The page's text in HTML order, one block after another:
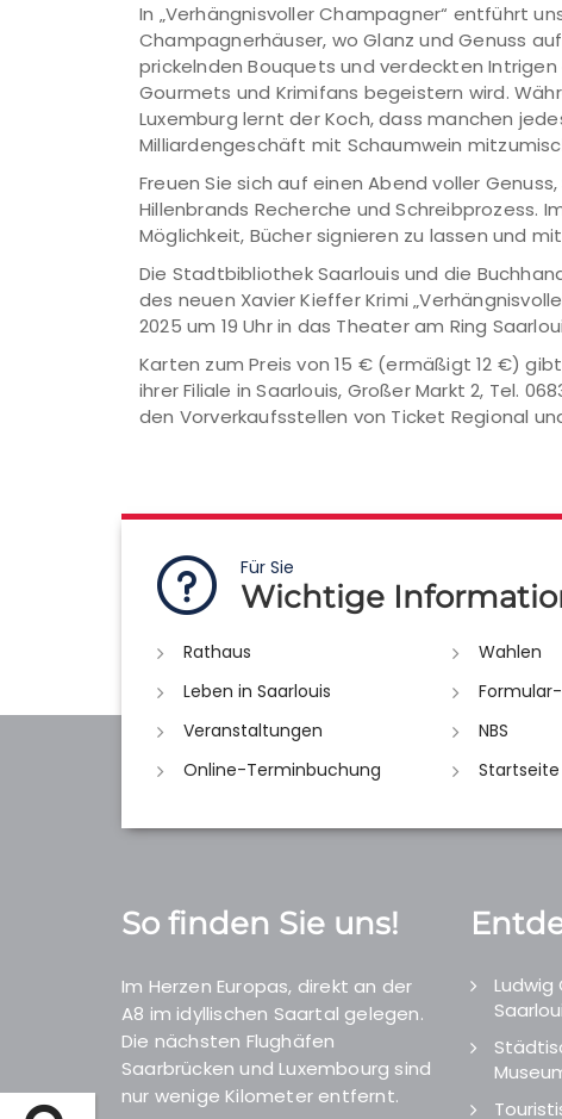
In „Verhängnisvoller Champagner“ entführt
Champagnerhäuser, wo Glanz und Genuss
prickelnden Bouquets und verdeckten
Gourmets und Krimifans begeistern wird.
Luxemburg lernt der Koch, dass manchen
Milliardengeschäft mit Schaumwein
Freuen Sie sich auf einen Abend voller
Hillenbrands Recherche und Schreibprozess.
Möglichkeit, Bücher signieren zu lassen und
Die Stadtbibliothek Saarlouis und die
des neuen Xavier Kieffer Krimi
2025 um 19 Uhr in das Theater am Ring
Karten zum Preis von 15 € (ermäßigt 12 €)
ihrer Filiale in Saarlouis, Großer Markt 2, Tel.
den Vorverkaufsstellen von Ticket Regional
Für Sie
Wichtige
Rathaus
Wahlen
Leben in Saarlouis
Veranstaltungen
NBS
Online-Terminbuchung
Startseite
So finden Sie uns!
Im Herzen Europas, direkt an der
A8 im idyllischen Saartal gelegen.
Die nächsten Flughäfen
Saarbrücken und Luxembourg sind
nur wenige Kilometer entfernt.
Ludwig